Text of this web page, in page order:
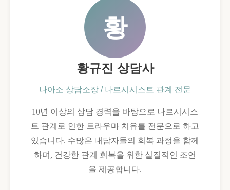
황
황규진 상담사
나아소 상담소장 / 나르시시스트 관계 전문
10년 이상의 상담 경력을 바탕으로 나르시시스
트 관계로 인한 트라우마 치유를 전문으로 하고
있습니다. 수많은 내담자들의 회복 과정을 함께
하며, 건강한 관계 회복을 위한 실질적인 조언
을 제공합니다.